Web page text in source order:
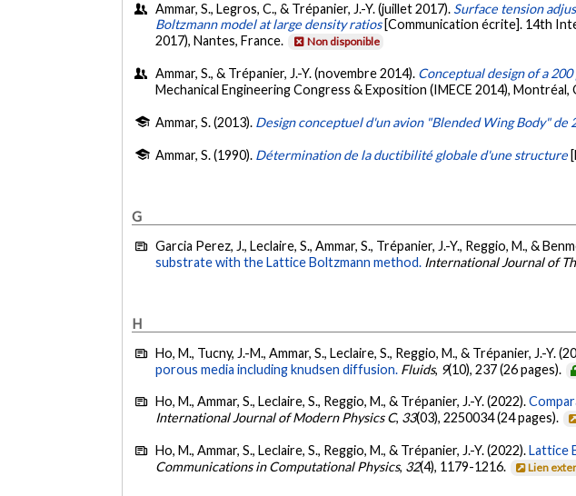
Ammar, S., Legros, C., & Trépanier, J.-Y. (juillet 2017). Surface tension
Boltzmann model at large density ratios [Communication écrite]. 14th
2017), Nantes, France.
Non disponible
Ammar, S., & Trépanier, J.-Y. (novembre 2014). Conceptual design of a
Mechanical Engineering Congress & Exposition (IMECE 2014), Montréal,
Ammar, S. (2013). Design conceptuel d'un avion "Blended Wing Body" de
Ammar, S. (1990). Détermination de la ductibilité globale d'une structure
G
Garcia Perez, J., Leclaire, S., Ammar, S., Trépanier, J.-Y., Reggio, M., &
substrate with the Lattice Boltzmann method. International Journal of
H
Ho, M., Tucny, J.-M., Ammar, S., Leclaire, S., Reggio, M., & Trépanier, J.-Y.
porous media including knudsen diffusion. Fluids, 9(10), 237 (26 pages).
Ho, M., Ammar, S., Leclaire, S., Reggio, M., & Trépanier, J.-Y. (2022).
International Journal of Modern Physics C, 33(03), 2250034 (24 pages).
Ho, M., Ammar, S., Leclaire, S., Reggio, M., & Trépanier, J.-Y. (2022).Lattice
Communications in Computational Physics, 32(4), 1179-1216. Lien